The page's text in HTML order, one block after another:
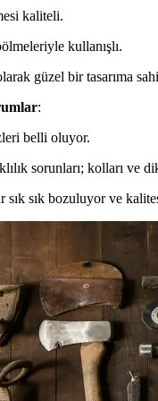
kaliteli.
kullanışlı.
güzel bir tasarıma
:
belli oluyor.
sorunları; kolları ve
sık sık bozuluyor ve